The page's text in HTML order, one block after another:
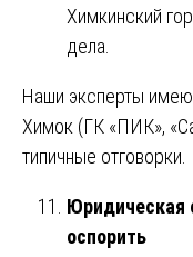
Химкинский
дела.
Наши эксперты
Химок (ГК «ПИК»,
типичные отговорки.
Юридическая
оспорить